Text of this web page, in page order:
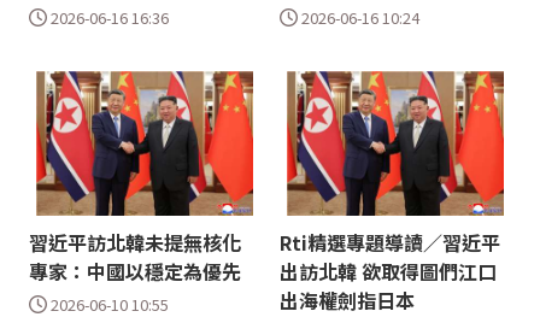
2026-06-16 16:36 2026-06-16 10:24
習近平訪北韓未提無核化
專家：中國以穩定為優先
2026-06-10 10:55
Rti精選專題導讀／習近平
出訪北韓 欲取得圖們江口
出海權劍指日本